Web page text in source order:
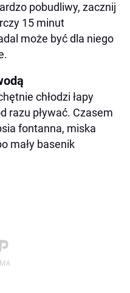
pobudliwy, zacznij
15 minut
może być dla niego
chłodzi łapy
razu pływać. Czasem
fontanna, miska
mały basenik